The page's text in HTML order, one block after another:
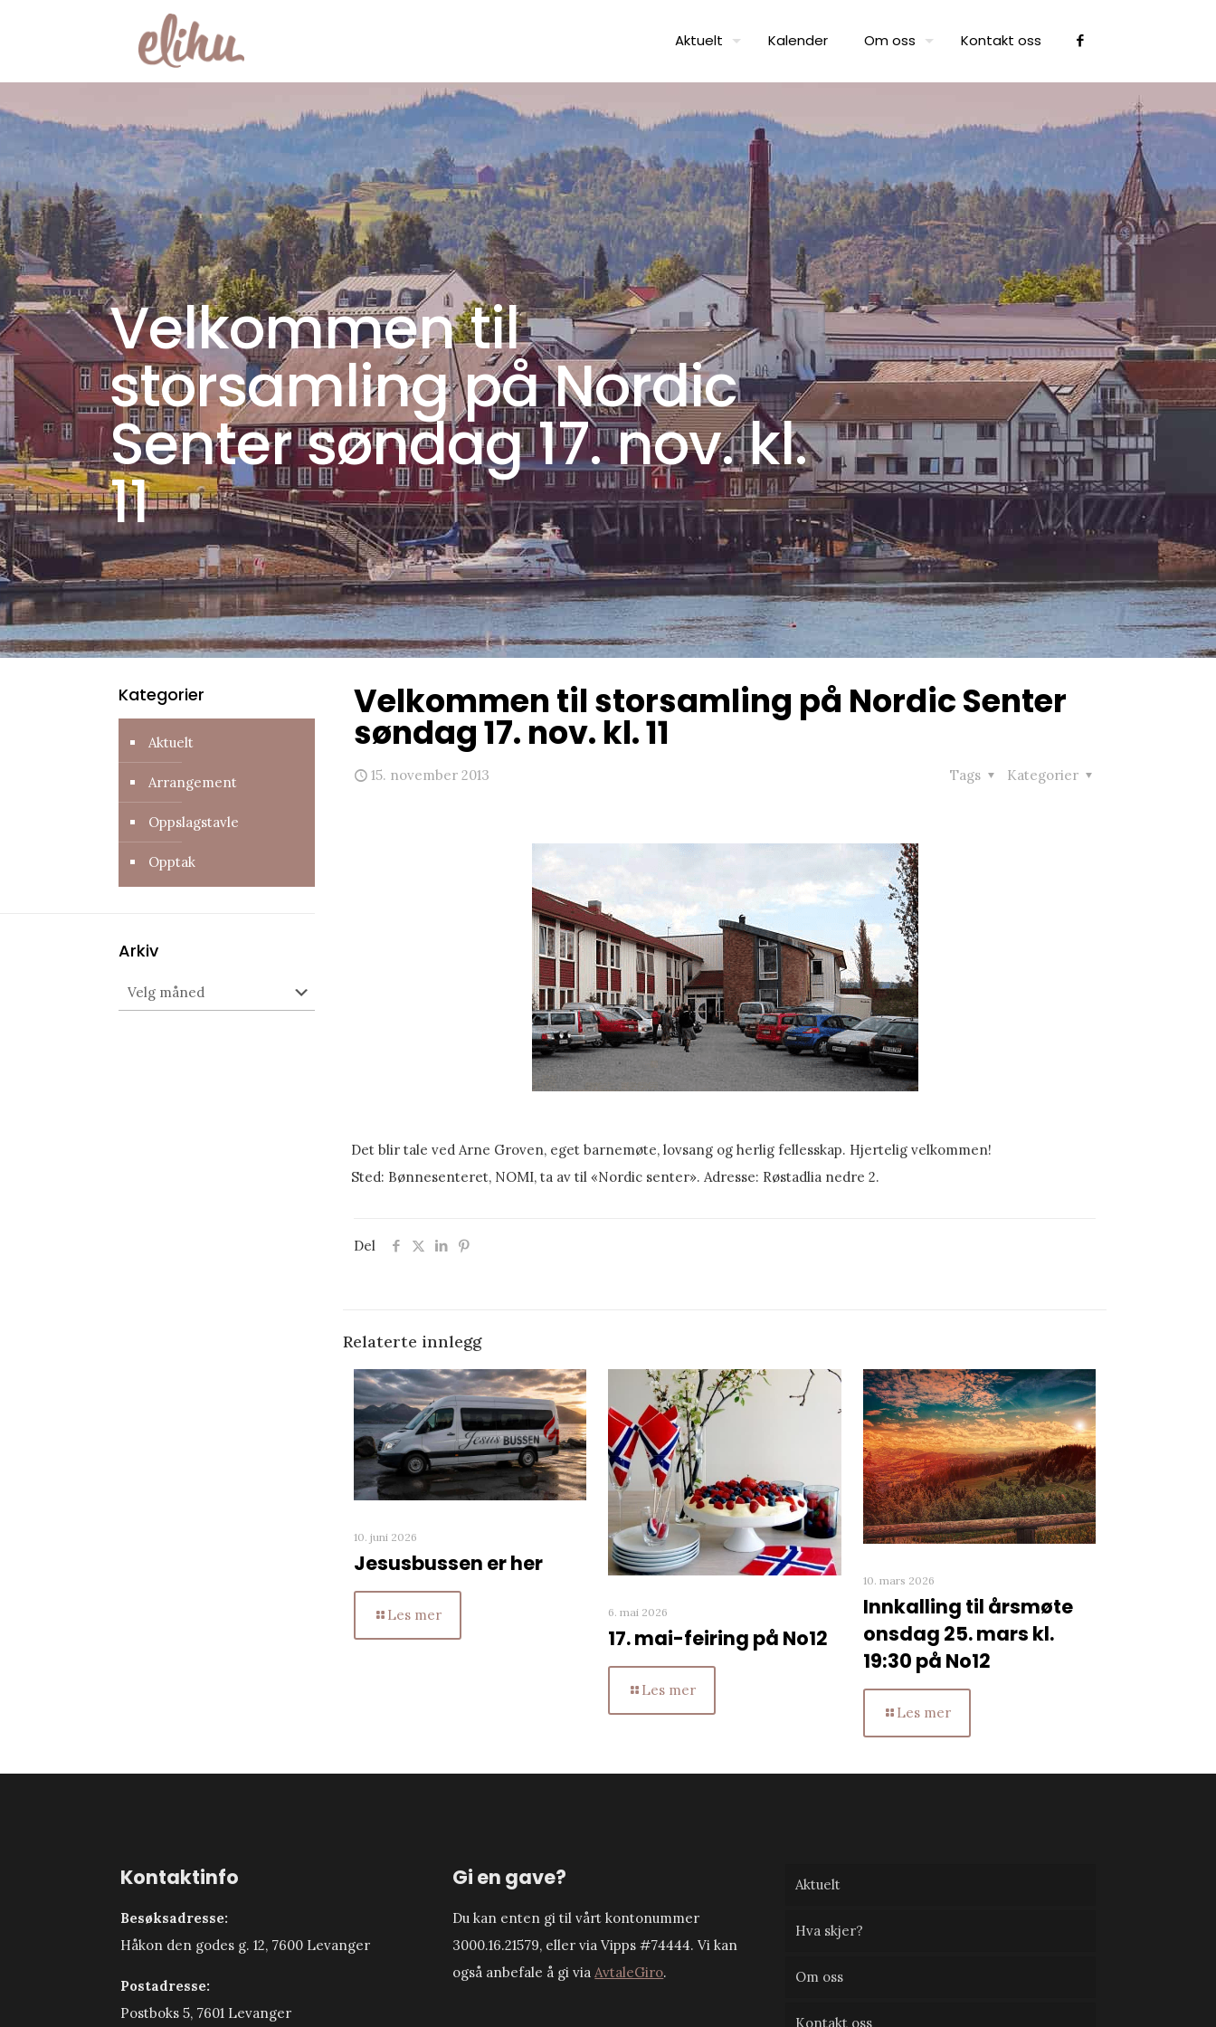
Aktuelt Kalender Om oss Kontakt oss
Velkommen til
storsamling på Nordic
Senter søndag 17. nov. kl.
11
Velkommen til storsamling på Nordic Senter
søndag 17. nov. kl. 11
15. november 2013 Kategorier
Tags
Det blir tale ved Arne Groven, eget barnemøte, lovsang og herlig fellesskap. Hjertelig velkommen!
Sted: Bønnesenteret, NOMI, ta av til «Nordic senter». Adresse: Røstadlia nedre 2.
Del
Relaterte innlegg
10. juni 2026
Jesusbussen er her
Les mer 6. mai 2026
17. mai-feiring på No12
Les mer
10. mars 2026
Innkalling til årsmøte
onsdag 25. mars kl.
19:30 på No12
Les mer
Kategorier
Aktuelt
Arrangement
Oppslagstavle
Opptak
Arkiv
Arkiv
Kontaktinfo
Besøksadresse:
Håkon den godes g. 12, 7600 Levanger
Postadresse:
Postboks 5, 7601 Levanger
Gi en gave?
Du kan enten gi til vårt kontonummer
3000.16.21579, eller via Vipps #74444. Vi kan
også anbefale å gi viaAvtaleGiro.
Aktuelt
Hva skjer?
Om oss
Kontakt oss